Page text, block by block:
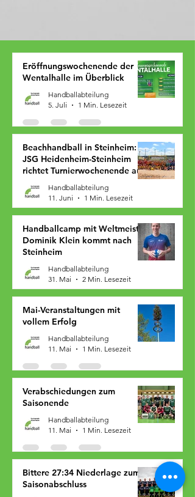
Eröffnungswochenende der
Wentalhalle im Überblick
Handballabteilung
5. Juli
1 Min. Lesezeit
Beachhandball in Steinheim:
JSG Heidenheim-Steinheim
richtet Turnierwochenende aus
Handballabteilung
11. Juni
1 Min. Lesezeit
Handballcamp mit Weltmeister
Dominik Klein kommt nach
Steinheim
Handballabteilung
31. Mai
2 Min. Lesezeit
Mai-Veranstaltungen mit
vollem Erfolg
Handballabteilung
11. Mai
1 Min. Lesezeit
Verabschiedungen zum
Saisonende
Handballabteilung
11. Mai
1 Min. Lesezeit
Bittere 27:34 Niederlage zum
Saisonabschluss